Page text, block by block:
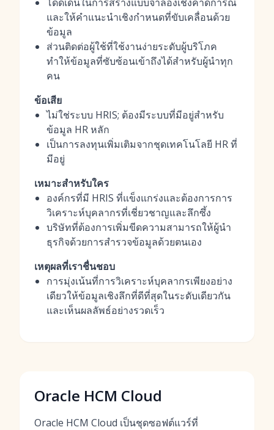
และให้คำแนะนำเชิงกำหนดที่ขับเคลื่อนด้วย
ข้อมูล
ส่วนติดต่อผู้ใช้ที่ใช้งานง่ายระดับผู้บริโภค
ทำให้ข้อมูลที่ซับซ้อนเข้าถึงได้สำหรับผู้นำทุก
คน
ข้อเสีย
ไม่ใช่ระบบ HRIS; ต้องมีระบบที่มีอยู่สำหรับ
ข้อมูล HR หลัก
เป็นการลงทุนเพิ่มเติมจากชุดเทคโนโลยี HR ที่
มีอยู่
เหมาะสำหรับใคร
องค์กรที่มี HRIS ที่แข็งแกร่งและต้องการการ
วิเคราะห์บุคลากรที่เชี่ยวชาญและลึกซึ้ง
บริษัทที่ต้องการเพิ่มขีดความสามารถให้ผู้นำ
ธุรกิจด้วยการสำรวจข้อมูลด้วยตนเอง
เหตุผลที่เราชื่นชอบ
การมุ่งเน้นที่การวิเคราะห์บุคลากรเพียงอย่าง
เดียวให้ข้อมูลเชิงลึกที่ดีที่สุดในระดับเดียวกัน
และเห็นผลลัพธ์อย่างรวดเร็ว
Oracle HCM Cloud
Oracle HCM Cloud เป็นชุดซอฟต์แวร์ที่